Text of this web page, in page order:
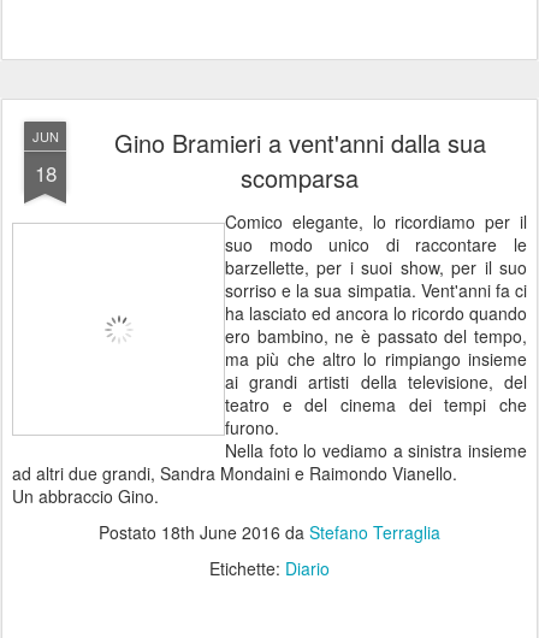
JUN
18
Gino Bramieri a vent'anni dalla sua
scomparsa
Comico elegante, lo ricordiamo per il
suo modo unico di raccontare le
barzellette, per i suoi show, per il suo
sorriso e la sua simpatia. Vent'anni fa ci
ha lasciato ed ancora lo ricordo quando
ero bambino, ne è passato del tempo,
ma più che altro lo rimpiango insieme
ai grandi artisti della televisione, del
teatro e del cinema dei tempi che
furono.
Nella foto lo vediamo a sinistra insieme
ad altri due grandi, Sandra Mondaini e Raimondo Vianello.
Un abbraccio Gino.
Postato 18th June 2016 da Stefano Terraglia
Etichette: Diario